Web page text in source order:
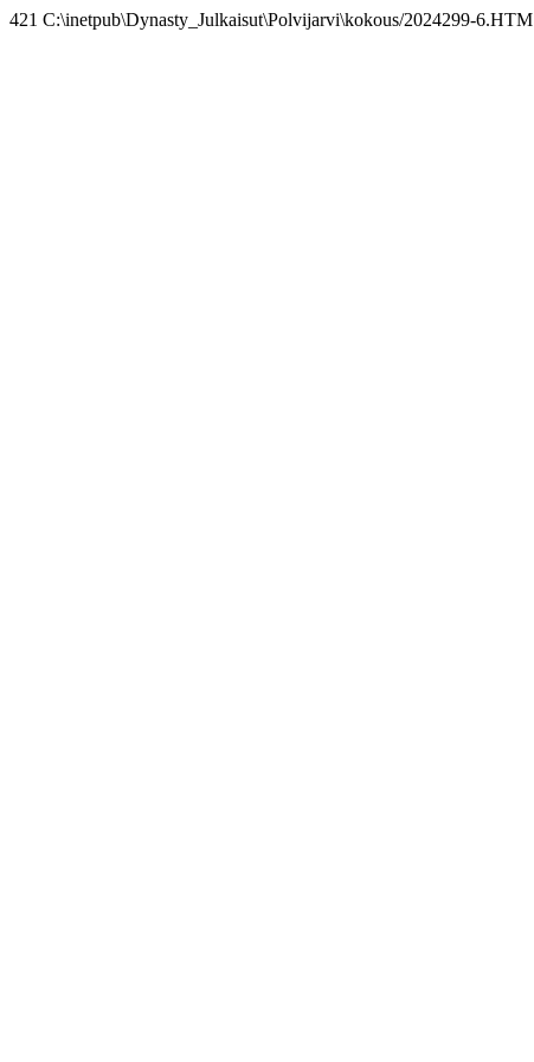
421 C:\inetpub\Dynasty_Julkaisut\Polvijarvi\kokous/2024299-6.HTM